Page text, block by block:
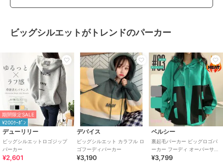
ビッグシルエットがトレンドのパーカー
期間限定SALE
¥200ｸｰﾎﾟﾝ
デューリリー
ビッグシルエットロゴジップ
パーカー
¥2,601
デバイス
ビッグシルエット カラフル ロ
ゴフーディパーカー
¥3,190
ベルシー
裏起毛パーカー ビッグロゴパ
ーカー フーディ オーバーサイ
ズ ストリート 韓国 レディース
¥3,799